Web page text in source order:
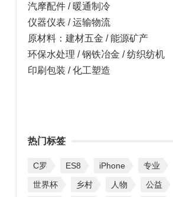
汽摩配件 / 暖通制冷
仪器仪表 / 运输物流
原材料：建材五金 / 能源矿产
环保水处理 / 钢铁冶金 / 纺织纺机
印刷包装 / 化工塑造
热门标签
C罗 ES8 iPhone
专业
世界杯
乡村 人物
公益